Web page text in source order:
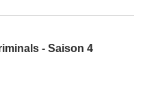
- Saison 4